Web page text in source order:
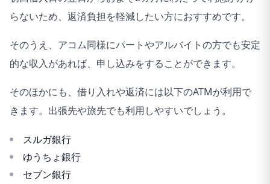
らないため、返済負担を軽減したい方におすすめです。
そのうえ、アコム同様にパートやアルバイトの方でも安定
的な収入があれば、申し込みをすることができます。
そのほかにも、借り入れや返済には以下のATMが利用で
きます。出張先や旅先でも利用しやすいでしょう。
スルガ銀行
ゆうちょ銀行
セブン銀行